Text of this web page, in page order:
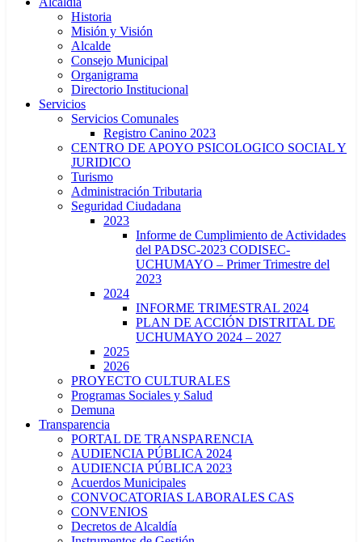
Historia
Misión y Visión
Alcalde
Consejo Municipal
Organigrama
Directorio Institucional
Servicios
Servicios Comunales
Registro Canino 2023
CENTRO DE APOYO PSICOLOGICO SOCIAL Y
JURIDICO
Turismo
Administración Tributaria
Seguridad Ciudadana
2023
Informe de Cumplimiento de Actividades
del PADSC-2023 CODISEC-
UCHUMAYO – Primer Trimestre del
2023
2024
INFORME TRIMESTRAL 2024
PLAN DE ACCIÓN DISTRITAL DE
UCHUMAYO 2024 – 2027
2025
2026
PROYECTO CULTURALES
Programas Sociales y Salud
Demuna
Transparencia
PORTAL DE TRANSPARENCIA
AUDIENCIA PÚBLICA 2024
AUDIENCIA PÚBLICA 2023
Acuerdos Municipales
CONVOCATORIAS LABORALES CAS
CONVENIOS
Decretos de Alcaldía